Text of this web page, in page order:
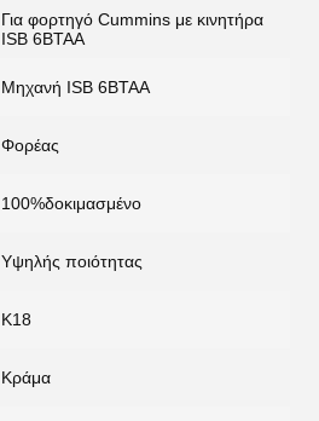
Για φορτηγό Cummins με κινητήρα
ISB 6BTAA
Μηχανή ISB 6BTAA
Φορέας
100%δοκιμασμένο
Υψηλής ποιότητας
Κ18
Κράμα